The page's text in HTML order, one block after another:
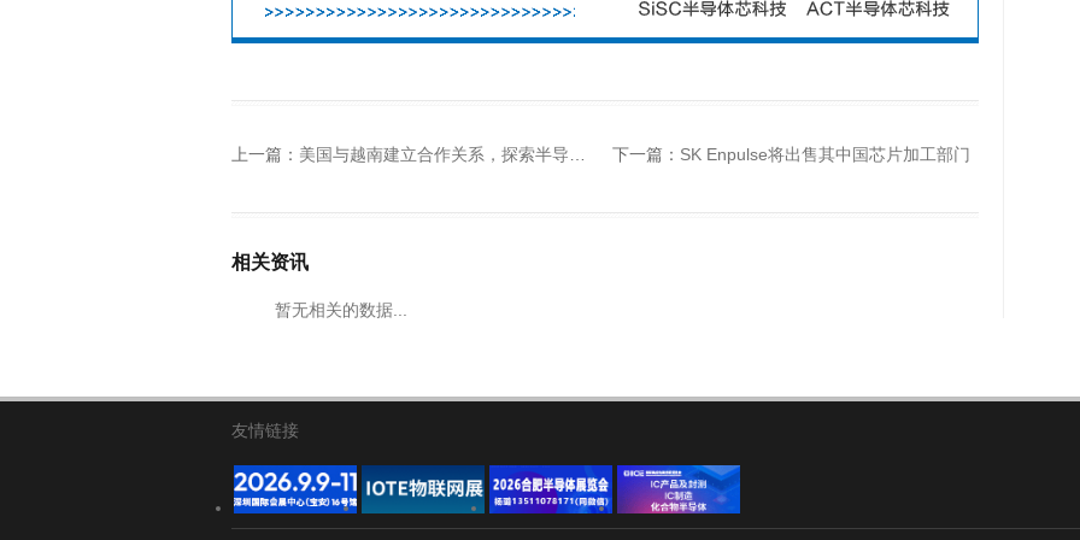
上一篇： 美国与越南建立合作关系，探索半导体供应链机遇 下一篇： SK Enpulse将出售其中国芯片加工部门
相关资讯
暂无相关的数据...
友情链接